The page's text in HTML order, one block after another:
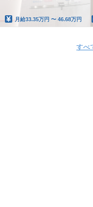
月給33.35万円 〜 46.68万円
すべ